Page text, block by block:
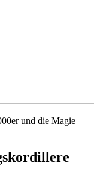
und die Magie